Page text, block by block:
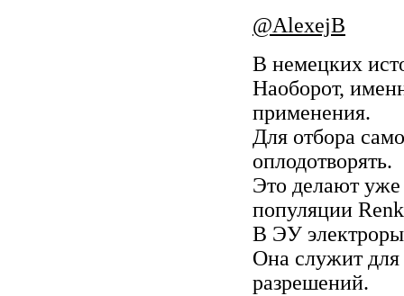
@AlexejB
В немецких
Наоборот,
применения.
Для отбора
оплодотворять.
Это делают уже
популяции
В ЭУ
Она служит для
разрешений.